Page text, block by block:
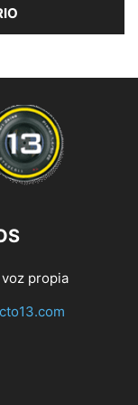
propia